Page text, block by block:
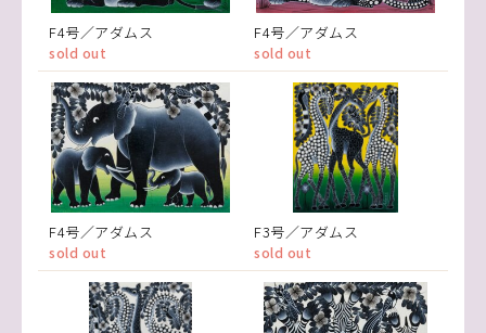
F4号／アダムス
sold out
F4号／アダムス
sold out
F4号／アダムス
sold out
F3号／アダムス
sold out